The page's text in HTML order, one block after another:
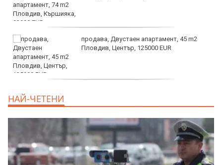
продава, Двустаен апартамент, 45 m2
Пловдив, Център, 125000 EUR
НАЙ-ЧЕТЕНИ